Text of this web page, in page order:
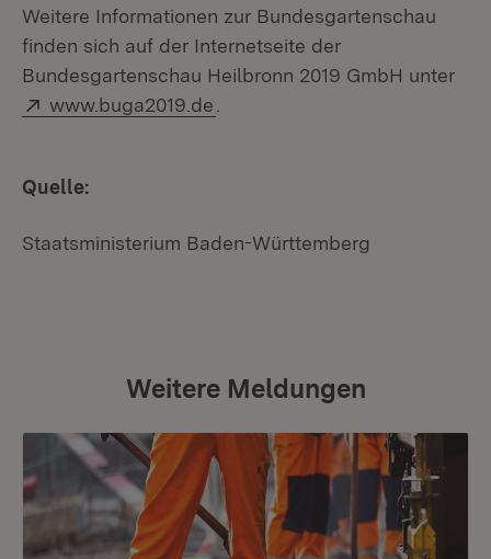
Weitere Informationen zur Bundesgartenschau
finden sich auf der Internetseite der
Bundesgartenschau Heilbronn 2019 GmbH unter
Extern:
www.buga2019.de
Quelle:
Staatsministerium Baden-Württemberg
Weitere Meldungen